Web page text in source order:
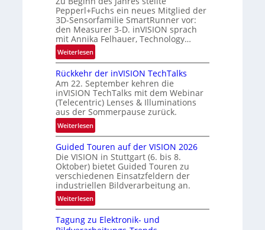
-
B
-
R
u
d
e
o
n
a
l
N
e
w
s
‘
Pepperl+Fuchs ein neues Mitglied der
3D-Sensorfamilie SmartRunner vor:
den Measurer 3-D. inVISION sprach
mit Annika Felhauer, Technology…
Weiterlesen:
U
n
b
e
g
r
e
z
t
e
M
ö
g
l
Rückkehr der inVISION TechTalks
Am 22. September kehren die
inVISION TechTalks mit dem Webinar
(Telecentric) Lenses & Illuminations
aus der Sommerpause zurück.
Weiterlesen:
R
ü
c
k
k
e
h
d
Guided Touren auf der VISION 2026
Die VISION in Stuttgart (6. bis 8.
Oktober) bietet Guided Touren zu
verschiedenen Einsatzfeldern der
industriellen Bildverarbeitung an.
Weiterlesen:
G
u
Tagung zu Elektronik- und